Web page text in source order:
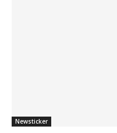
Newsticker